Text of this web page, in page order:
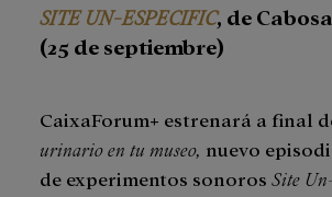
SITE UN-ESPECIFIC, de
(25 de septiembre)
CaixaForum+ estrenará a final
urinario en tu museo, nuevo
de experimentos sonoros Site